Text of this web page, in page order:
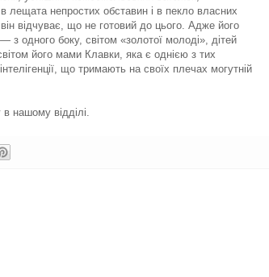
лещата непростих обставин і в пекло власних
відчуває, що не готовий до цього. Адже його
одного боку, світом «золотої молоді», дітей
його мами Клавки, яка є однією з тих
що тримають на своїх плечах могутній
нашому відділі.